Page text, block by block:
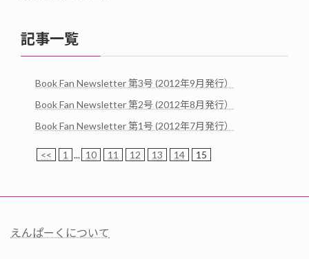
記事一覧
Book Fan Newsletter 第3号 (2012年9月発行）
Book Fan Newsletter 第2号 (2012年8月発行）
Book Fan Newsletter 第1号 (2012年7月発行）
<< 1 ... 10 11 12 13 14 15
えんぱーくについて